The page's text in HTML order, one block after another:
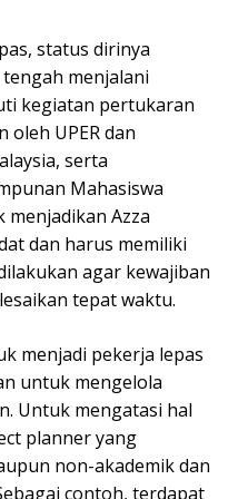
status dirinya
menjalani
kegiatan pertukaran
oleh UPER dan
serta
Mahasiswa
menjadikan Azza
dan harus memiliki
agar kewajiban
tepat waktu.
menjadi pekerja lepas
untuk mengelola
Untuk mengatasi hal
planner yang
non-akademik dan
contoh, terdapat